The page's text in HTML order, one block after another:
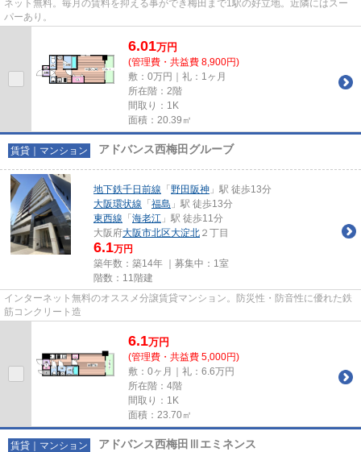
ネット無料。毎月の賃料を抑える事ができ梅田まで1駅の好立地。近隣にはスー
パーあり。
6.01万円
(管理費・共益費 8,900円)
敷：0万円｜礼：1ヶ月
所在階：2階
間取り：1K
面積：20.39㎡
賃貸｜マンション アドバンス西梅田グルーブ
地下鉄千日前線 「 野田阪神 」駅 徒歩13分
大阪環状線 「 福島 」駅 徒歩13分
東西線 「 海老江 」駅 徒歩11分
大阪府大阪市北区大淀北 ２丁目
6.1万円
築年数：築14年 ｜募集中： 1室
階数：11階建
インターネット無料のオススメ分譲賃貸マンション。防災性・防音性に優れた鉄
筋コンクリート造
6.1万円
(管理費・共益費 5,000円)
敷：0ヶ月｜礼：6.6万円
所在階：4階
間取り：1K
面積：23.70㎡
賃貸｜マンション アドバンス西梅田Ⅲエミネンス